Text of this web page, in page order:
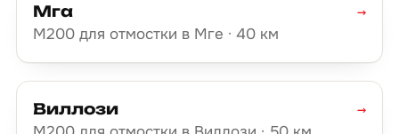
Мга
М200 для отмостки в Мге · 40 км
→
Виллози
→